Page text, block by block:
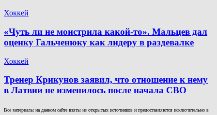
Хоккей
«Чуть ли не монстрила какой-то». Мальцев дал
оценку Гальченюку как лидеру в раздевалке
Хоккей
Тренер Крикунов заявил, что отношение к нему
в Латвии не изменилось после начала СВО
Все материалы на данном сайте взяты из открытых источников и предоставляются исключительно в